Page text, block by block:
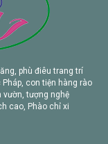
phù điêu trang trí
con tiện hàng rào
vườn, tượng nghệ
cao, Phào chỉ xi